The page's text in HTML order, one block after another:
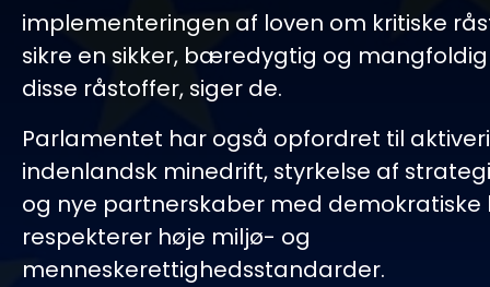
implementeringen af loven om kritiske
sikre en sikker, bæredygtig og
disse råstoffer, siger de.
Parlamentet har også opfordret til
indenlandsk minedrift, styrkelse af
og nye partnerskaber med demokratiske
respekterer høje miljø- og
menneskerettighedsstandarder.